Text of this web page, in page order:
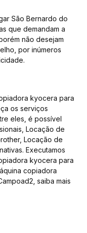
São Bernardo do
que demandam a
não desejam
por inúmeros
kyocera para
os serviços
eles, é possível
Locação de
Locação de
Executamos
kyocera para
copiadora
saiba mais